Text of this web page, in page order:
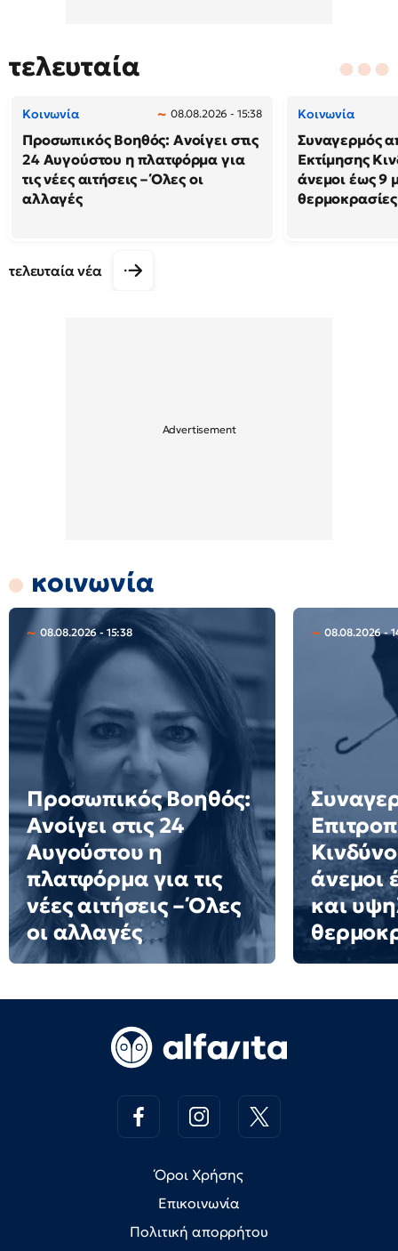
τελευταία
Κοινωνία 08.08.2026 - 15:38
Προσωπικός Βοηθός: Ανοίγει στις
24 Αυγούστου η πλατφόρμα για
τις νέες αιτήσεις – Όλες οι
αλλαγές
Κοινωνία
Συναγερμός
Εκτίμησης
άνεμοι έως 9
θερμοκρασίες
τελευταία νέα
κοινωνία
08.08.2026 - 15:38
Προσωπικός Βοηθός:
Ανοίγει στις 24
Αυγούστου η
πλατφόρμα για τις
νέες αιτήσεις – Όλες
οι αλλαγές
08.08.2026 -
άνεμοι
και
Όροι Χρήσης
Επικοινωνία
Πολιτική απορρήτου